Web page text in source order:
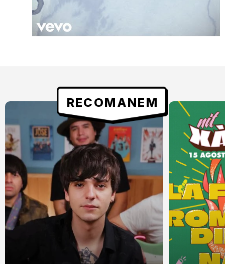
RECOMANEM